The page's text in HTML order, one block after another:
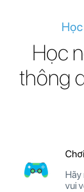
Học
thông
Hãy
vui